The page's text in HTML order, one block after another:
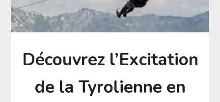
Découvrez l’Excitation
de la Tyrolienne en